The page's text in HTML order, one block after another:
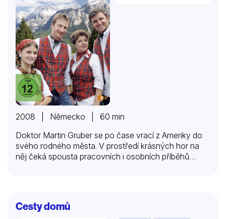
2008 | Německo | 60 min
Doktor Martin Gruber se po čase vrací z Ameriky do
svého rodného města. V prostředí krásných hor na
něj čeká spousta pracovních i osobních příběhů…
Cesty domů